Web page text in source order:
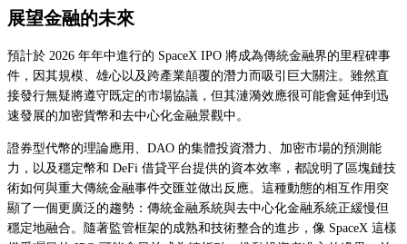
展望金融的未來
預計於 2026 年年中進行的 SpaceX IPO 將成為傳統金融界的里程碑事
件，因其規模、雄心以及跨產業顛覆的潛力而吸引巨大關注。雖然直
接發行無疑將遵守既定的市場協議，但其漣漪效應很可能會延伸到迅
速發展的加密貨幣和去中心化金融景觀中。
證券型代幣的理論應用、DAO 的集體投資潛力、加密市場的預測能
力，以及穩定幣和 DeFi 借貸平台提供的資本效率，都說明了區塊鏈技
術如何與重大傳統金融事件交匯並做出反應。這種動態的相互作用突
顯了一個更廣泛的趨勢：傳統金融系統與去中心化金融系統正緩慢但
穩定地融合。隨著監管框架的成熟和技術整合的進步，像 SpaceX 這樣